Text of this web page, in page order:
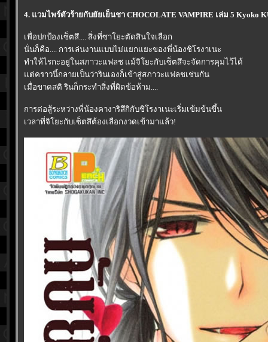
4. แวมไพร์ตัวร้ายกับยัยเย็นชา CHOCOLATE VAMPIRE เล่ม 5 Kyoko
เพื่อปกป้องเซ็ตสึ.... สิ่งที่ซาโยะตัดสินใจเลือก
นั่นก็คือ.... การเล่นงานแบบไม่แยกแยะของพี่น้องชิโรงาเนะ
ทำให้ไรกะอยู่ในสภาวะแฟลช แม้จิโยะกับเซ็ตสึจะจัดการคุมไว้ได้
ต่คราวนี้กลายเป็นว่ารินเองก็เข้าสู่สภาวะแฟลชเช่นกัน
เมื่อขาดสติ รินก็กระทำสิ่งที่ผิดข้อห้าม....
การต่อสู้ระหว่างพี่น้องคางาริสึกิกับชิโรงาเนะเริ่มเข้มข้นขึ้น
เวลาที่จิโยะกับเซ็ตสึต้องเลือกงวดเข้ามาแล้ว!